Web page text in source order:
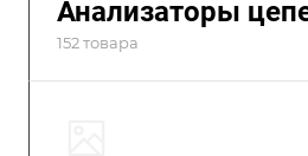
Анализаторы
152 товара